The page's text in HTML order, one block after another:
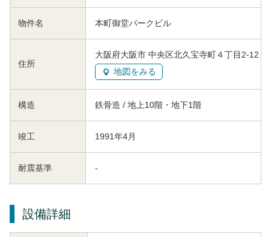
物件名 本町御堂パークビル
住所
大阪府大阪市 中央区北久宝寺町４丁目2-12
地図をみる
構造 鉄骨造 / 地上10階・地下1階
竣工 1991年4月
耐震基準 -
設備詳細